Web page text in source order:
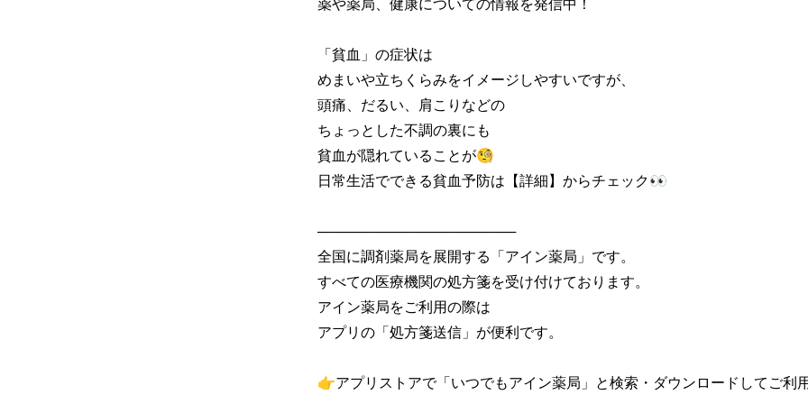
「貧血」の症状は
めまいや立ちくらみをイメージしやすいですが、
頭痛、だるい、肩こりなどの
ちょっとした不調の裏にも
貧血が隠れていることが🧐
日常生活でできる貧血予防は【詳細】からチェック👀
────────────────────
全国に調剤薬局を展開する「アイン薬局」です。
すべての医療機関の処方箋を受け付けております。
アイン薬局をご利用の際は
アプリの「処方箋送信」が便利です。
👉アプリストアで「いつでもアイン薬局」と検索・ダウンロードしてご利用